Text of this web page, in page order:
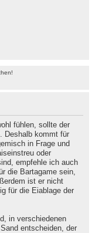
fühlen, sollte der
Deshalb kommt für
in Frage und
oder
empfehle ich auch
die Bartagame sein,
ist er nicht
für die Eiablage der
in verschiedenen
entscheiden, der